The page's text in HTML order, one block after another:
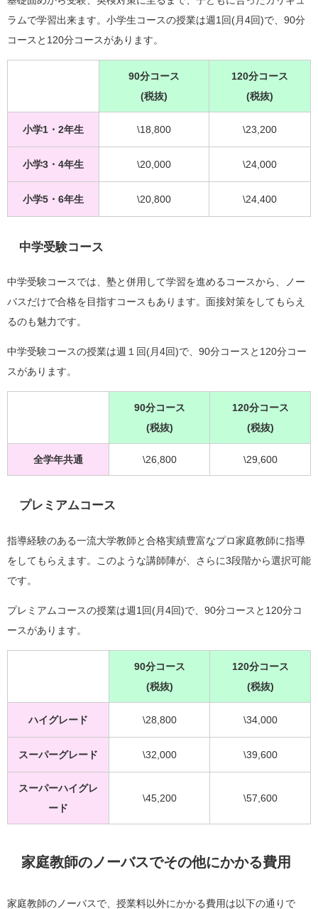
ラムで学習出来ます。小学生コースの授業は週1回(月4回)で、90分
コースと120分コースがあります。
90分コース
(税抜)
120分コース
(税抜)
小学1・2年生 \18,800 \23,200
小学3・4年生 \20,000 \24,000
小学5・6年生 \20,800 \24,400
中学受験コース
中学受験コースでは、塾と併用して学習を進めるコースから、ノー
バスだけで合格を目指すコースもあります。面接対策をしてもらえ
るのも魅力です。
中学受験コースの授業は週１回(月4回)で、90分コースと120分コー
スがあります。
90分コース
(税抜)
120分コース
(税抜)
全学年共通 \26,800 \29,600
プレミアムコース
指導経験のある一流大学教師と合格実績豊富なプロ家庭教師に指導
をしてもらえます。このような講師陣が、さらに3段階から選択可能
です。
プレミアムコースの授業は週1回(月4回)で、90分コースと120分コ
ースがあります。
90分コース
(税抜)
120分コース
(税抜)
ハイグレード \28,800 \34,000
スーパーグレード \32,000 \39,600
スーパーハイグレ
ード
\45,200 \57,600
家庭教師のノーバスでその他にかかる費用
家庭教師のノーバスで、授業料以外にかかる費用は以下の通りで